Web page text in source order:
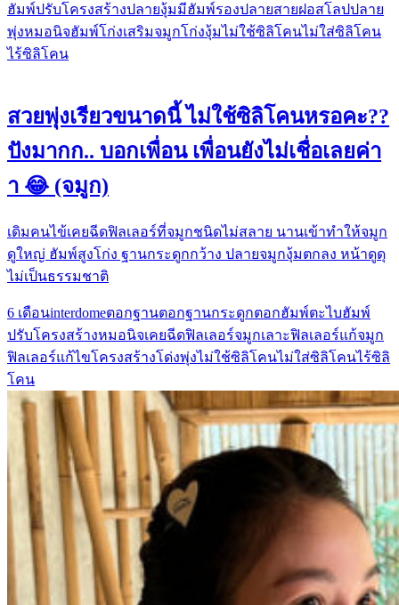
ฮัมพ์ปรับโครงสร้างปลายงุ้มมีฮัมพ์รองปลายสายฝอสโลปปลาย
พุ่งหมอนิจฮัมพ์โก่งเสริมจมูกโก่งงุ้มไม่ใช้ซิลิโคนไม่ใส่ซิลิโคน
ไร้ซิลิโคน
สวยพุ่งเรียวขนาดนี้ ไม่ใช้ซิลิโคนหรอคะ??
ปังมากก.. บอกเพื่อน เพื่อนยังไม่เชื่อเลยค่า
า 😂 (จมูก)
เดิมคนไข้เคยฉีดฟิลเลอร์ที่จมูกชนิดไม่สลาย นานเข้าทำให้จมูก
ดูใหญ่ ฮัมพ์สูงโก่ง ฐานกระดูกกว้าง ปลายจมูกงุ้มตกลง หน้าดูดุ
ไม่เป็นธรรมชาติ
6 เดือนinterdomeตอกฐานตอกฐานกระดูกตอกฮัมพ์ตะไบฮัมพ์
ปรับโครงสร้างหมอนิจเคยฉีดฟิลเลอร์จมูกเลาะฟิลเลอร์แก้จมูก
ฟิลเลอร์แก้ไขโครงสร้างโด่งพุ่งไม่ใช้ซิลิโคนไม่ใส่ซิลิโคนไร้ซิลิ
โคน